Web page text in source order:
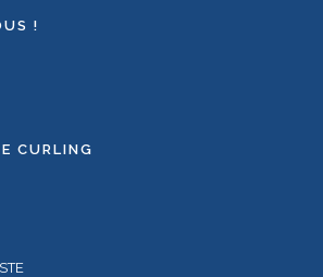
!
CURLING